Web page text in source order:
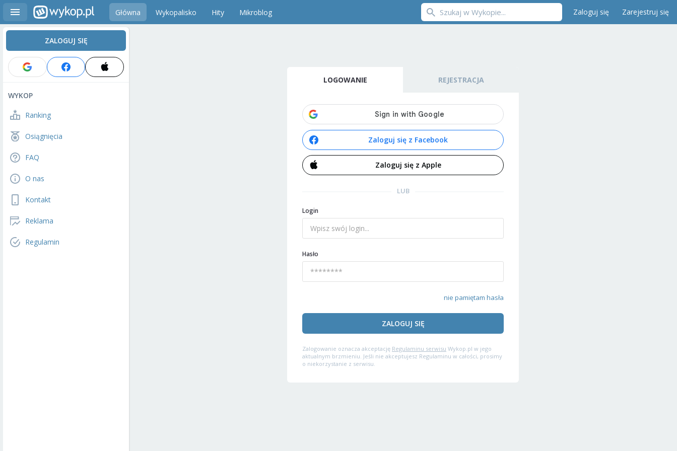
Główna Wykopalisko Hity Mikroblog Zaloguj się Zarejestruj się
ZALOGUJ SIĘ
WYKOP
Ranking
Osiągnięcia
FAQ
O nas
Kontakt
Reklama
Regulamin
LOGOWANIE REJESTRACJA
Zaloguj się z Facebook
Zaloguj się z Apple
LUB
Login
Hasło
nie pamiętam hasła
ZALOGUJ SIĘ
Zalogowanie oznacza akceptację Regulaminu serwisu Wykop.pl w jego
aktualnym brzmieniu. Jeśli nie akceptujesz Regulaminu w całości, prosimy
o niekorzystanie z serwisu.